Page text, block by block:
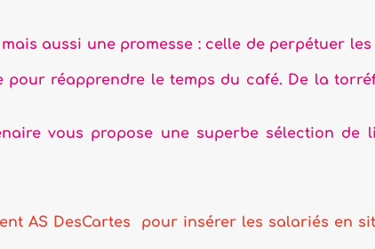
: celle de perpétuer les gestes
le temps du café. De la torréfaction
une superbe sélection de livres à
pour insérer les salariés en situation